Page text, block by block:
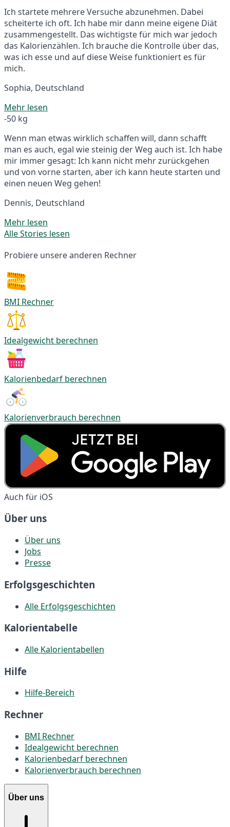
Ich startete mehrere Versuche abzunehmen. Dabei
scheiterte ich oft. Ich habe mir dann meine eigene Diät
zusammengestellt. Das wichtigste für mich war jedoch
das Kalorienzählen. Ich brauche die Kontrolle über das,
was ich esse und auf diese Weise funktioniert es für
mich.
Sophia, Deutschland
Mehr lesen
-50 kg
Wenn man etwas wirklich schaffen will, dann schafft
man es auch, egal wie steinig der Weg auch ist. Ich habe
mir immer gesagt: Ich kann nicht mehr zurückgehen
und von vorne starten, aber ich kann heute starten und
einen neuen Weg gehen!
Dennis, Deutschland
Mehr lesen
Alle Stories lesen
Probiere unsere anderen Rechner
BMI Rechner
Idealgewicht berechnen
Kalorienbedarf berechnen
Kalorienverbrauch berechnen
Auch für iOS
Über uns
Über uns
Jobs
Presse
Erfolgsgeschichten
Alle Erfolgsgeschichten
Kalorientabelle
Alle Kalorientabellen
Hilfe
Hilfe-Bereich
Rechner
BMI Rechner
Idealgewicht berechnen
Kalorienbedarf berechnen
Kalorienverbrauch berechnen
Über uns